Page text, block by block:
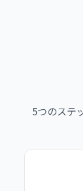
5つのステ